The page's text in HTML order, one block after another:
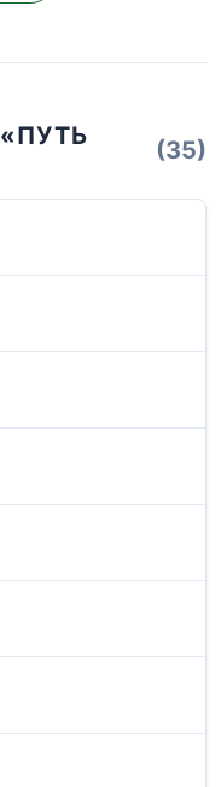
(35)